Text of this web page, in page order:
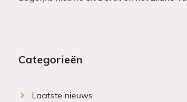
Categorieën
Laatste nieuws